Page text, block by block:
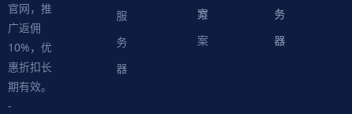
官网，推
广返佣
10%，优
惠折扣长
期有效。
-
服
务
器
案
方
案
务
器
务
器